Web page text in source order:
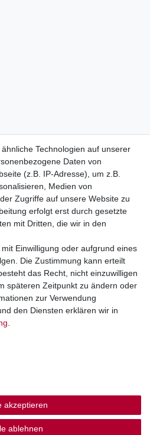
für Händler unter:
- 16.30 Uhr
wenden Sie sich als
Fachhändler. Vielen
Daten­schutz­erklärung
Technologien auf unserer
Daten von
(z.B. IP-Adresse), um z.B.
Medien von
Zugriffe auf unsere Website zu
erfolgt erst durch gesetzte
mit Dritten, die wir in den
Einwilligung oder aufgrund eines
Die Zustimmung kann erteilt
das Recht, nicht einzuwilligen
späteren Zeitpunkt zu ändern oder
zur Verwendung
den Diensten erklären wir in
akzeptieren
ablehnen